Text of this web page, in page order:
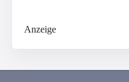
Anzeige